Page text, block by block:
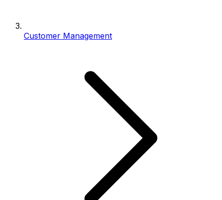
Customer Management